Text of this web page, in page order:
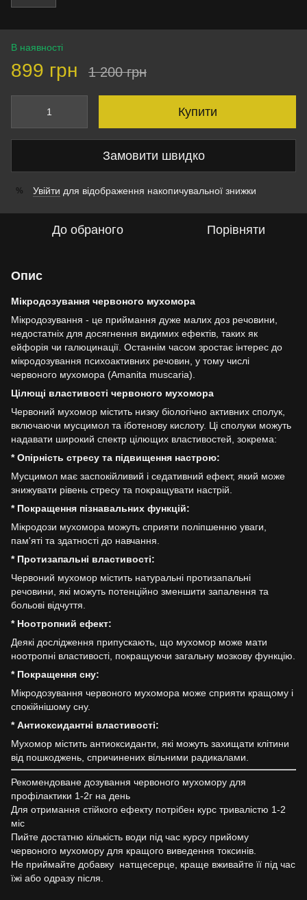
В наявності
899 грн 1 200 грн
Купити
Замовити швидко
% Увійти для відображення накопичувальної знижки
До обраного Порівняти
Опис
Мікродозування червоного мухомора
Мікродозування - це приймання дуже малих доз речовини,
недостатніх для досягнення видимих ефектів, таких як
ейфорія чи галюцинації. Останнім часом зростає інтерес до
мікродозування психоактивних речовин, у тому числі
червоного мухомора (Amanita muscaria).
Цілющі властивості червоного мухомора
Червоний мухомор містить низку біологічно активних сполук,
включаючи мусцимол та іботенову кислоту. Ці сполуки можуть
надавати широкий спектр цілющих властивостей, зокрема:
* Опірність стресу та підвищення настрою:
Мусцимол має заспокійливий і седативний ефект, який може
знижувати рівень стресу та покращувати настрій.
* Покращення пізнавальних функцій:
Мікродози мухомора можуть сприяти поліпшенню уваги,
пам'яті та здатності до навчання.
* Протизапальні властивості:
Червоний мухомор містить натуральні протизапальні
речовини, які можуть потенційно зменшити запалення та
больові відчуття.
* Ноотропний ефект:
Деякі дослідження припускають, що мухомор може мати
ноотропні властивості, покращуючи загальну мозкову функцію.
* Покращення сну:
Мікродозування червоного мухомора може сприяти кращому і
спокійнішому сну.
* Антиоксидантні властивості:
Мухомор містить антиоксиданти, які можуть захищати клітини
від пошкоджень, спричинених вільними радикалами.
Рекомендоване дозування червоного мухомору для
профілактики 1-2г на день
Для отримання стійкого ефекту потрібен курс тривалістю 1-2
міс
Пийте достатню кількість води під час курсу прийому
червоного мухомору для кращого виведення токсинів.
Не приймайте добавку натщесерце, краще вживайте її під час
їжі або одразу після.